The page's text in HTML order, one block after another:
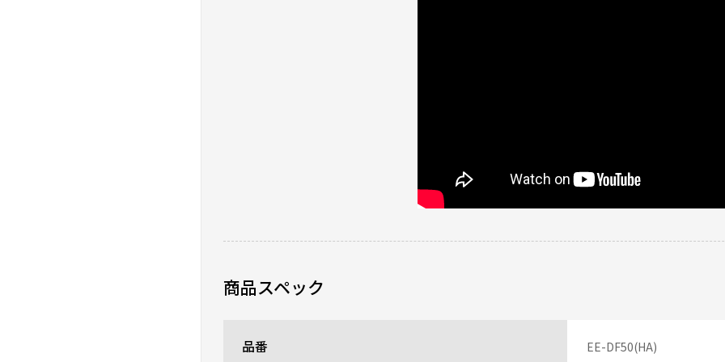
大型のポットみたいなデザインでマットな色がお気に入り。容量たっぷりなのに持ち運びが本当に楽
商品スペック
品番 EE-DF50(HA)